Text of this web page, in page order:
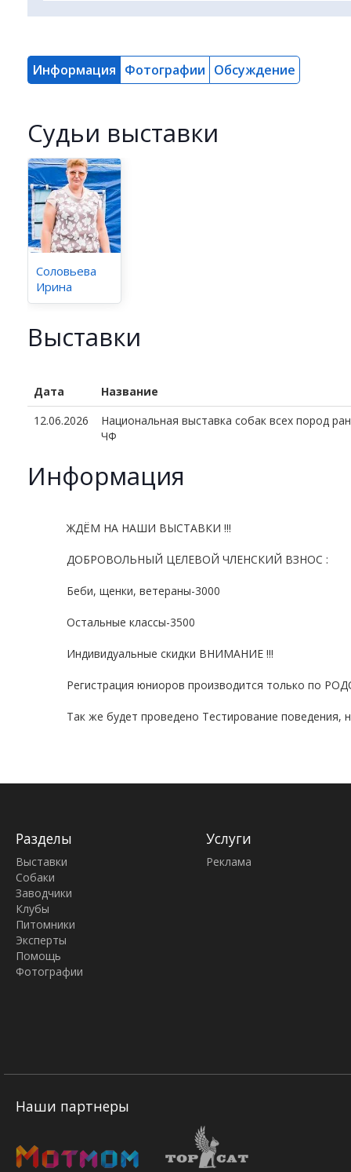
Информация Фотографии Обсуждение
Cудьи выставки
Соловьева
Ирина
Выставки
Дата
Название
12.06.2026
Национальная выставка собак всех пород
ЧФ
Информация
ЖДЁМ НА НАШИ ВЫСТАВКИ !!!
ДОБРОВОЛЬНЫЙ ЦЕЛЕВОЙ ЧЛЕНСКИЙ ВЗНОС :
Беби, щенки, ветераны-3000
Остальные классы-3500
Индивидуальные скидки ВНИМАНИЕ !!!
Регистрация юниоров производится только по
Так же будет проведено Тестирование
Разделы
Выставки
Собаки
Заводчики
Клубы
Питомники
Эксперты
Помощь
Фотографии
Услуги
Реклама
Наши партнеры